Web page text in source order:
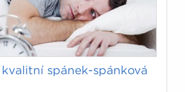
spánek-spánková